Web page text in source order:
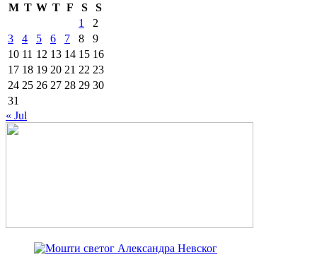
M T W T F S
S
1
2
3
4 5 6 7 8
9
10 11 12 13 14 15 16
17 18 19 20 21 22 23
24 25 26 27 28 29 30
31
« Jul